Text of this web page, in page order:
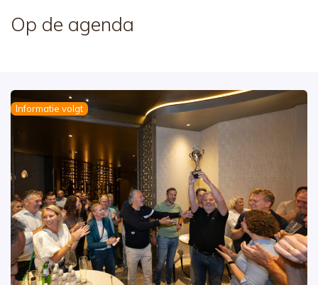
Op de agenda
Informatie volgt